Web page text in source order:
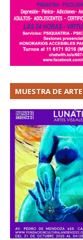
MUESTRA DE ARTE